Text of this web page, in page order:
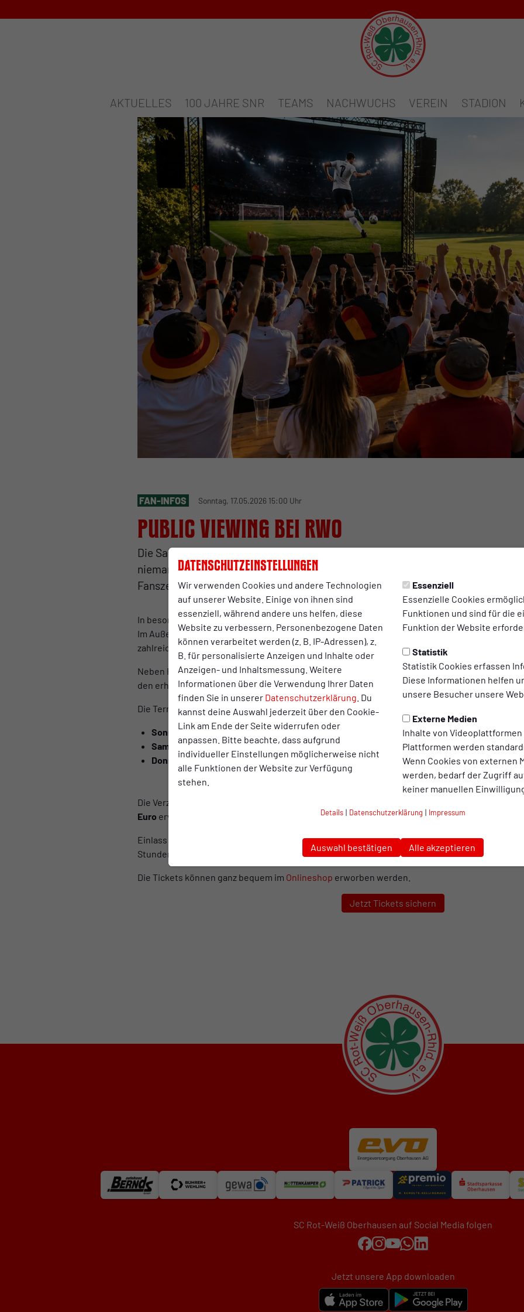
Datenschutzeinstellungen
Wir verwenden Cookies und andere Technologien
auf unserer Website. Einige von ihnen sind
essenziell, während andere uns helfen, diese
Website zu verbessern. Personenbezogene Daten
können verarbeitet werden (z. B. IP-Adressen), z.
B. für personalisierte Anzeigen und Inhalte oder
Anzeigen- und Inhaltsmessung. Weitere
Informationen über die Verwendung Ihrer Daten
finden Sie in unserer Datenschutzerklärung . Du
kannst deine Auswahl jederzeit über den Cookie-
Link am Ende der Seite widerrufen oder
anpassen. Bitte beachte, dass aufgrund
individueller Einstellungen möglicherweise nicht
alle Funktionen der Website zur Verfügung
stehen.
Essenziell
Essenzielle Cookies
Funktionen und sind für die
Funktion der Website
Statistik
Statistik Cookies erfassen
Diese Informationen helfen
unsere Besucher unsere
Externe Medien
Inhalte von Videoplattformen
Plattformen werden
Wenn Cookies von externen
werden, bedarf der Zugriff
keiner manuellen
Details | Datenschutzerklärung | Impressum
Auswahl bestätigen Alle akzeptieren
AKTUELLES 100 JAHRE SNR TEAMS NACHWUCHS VEREIN STADION
FAN-INFOS Sonntag, 17.05.2026 15:00 Uhr
Public Viewing bei RWO
Die Saisonpause steht vor der Tür – doch ganz ohne Rot-Weiß Oberhausen muss
niemand auskommen. Während der Fußball-Weltmeisterschaft lädt RWO
Fanszene zum gemeinsamen Rudelgucken in den VIP-Bereich ein.
In besonderer Atmosphäre können alle Fans die Vorrundenspiele der deutschen
Im Außenbereich sorgt eine große LED-Wand im Biergarten für echtes Public-Viewing-
zahlreiche TV-Bildschirme beste Sicht auf das Spielgeschehen garantieren.
Neben Fußball und Gemeinschaft erwartet die Besucherinnen und Besucher auch ein
den erhältlichen Verzehrkarten sind Eintritt, ein Getränk sowie ein Gericht bereits inklusive.
Die Termine der deutschen Vorrundenspiele im Überblick:
Sonntag, 14. Juni, 19:00 Uhr:Deutschland – Curaçao
Samstag, 20. Juni, 22:00 Uhr:Deutschland – Elfenbeinküste
Donnerstag, 25. Juni, 22:00 Uhr:Deutschland – Ecuador
Die Verzehrkarten kosten . Wer bei allen drei Partien dabei sein
Euro erwerben.
Einlass ist bei den ersten beiden Vorrundenspielen jeweils vier Stunden vor Anpfiff, vor dem
Stunden vor Spielbeginn.
Die Tickets können ganz bequem im Onlineshop erworben werden.
Jetzt Tickets sichern
SC Rot-Weiß Oberhausen auf Social Media folgen
Jetzt unsere App downloaden